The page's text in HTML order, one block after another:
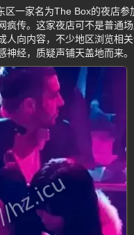
一家名为The Box的夜店
传。这家夜店可不是普通
向内容，不少地区浏览相关
经，质疑声铺天盖地而来。